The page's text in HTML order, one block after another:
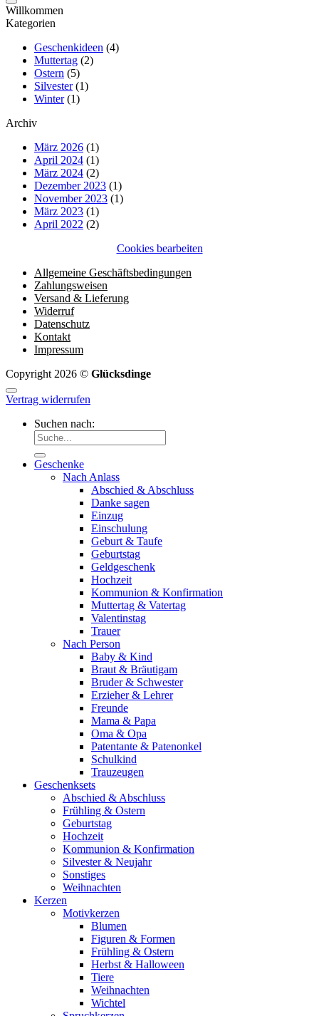
Willkommen
Kategorien
Geschenkideen (4)
Muttertag (2)
Ostern (5)
Silvester(1)
Winter(1)
Archiv
März 2026 (1)
April 2024 (1)
März 2024 (2)
Dezember 2023 (1)
November 2023 (1)
März 2023 (1)
April 2022 (2)
Cookies bearbeiten
Allgemeine Geschäftsbedingungen
Zahlungsweisen
Versand & Lieferung
Widerruf
Datenschutz
Kontakt
Impressum
Copyright 2026 © Glücksdinge
Vertrag widerrufen
Suchen nach:
Geschenke
Nach Anlass
Abschied & Abschluss
Danke sagen
Einzug
Einschulung
Geburt & Taufe
Geburtstag
Geldgeschenk
Hochzeit
Kommunion & Konfirmation
Muttertag & Vatertag
Valentinstag
Trauer
Nach Person
Baby & Kind
Braut & Bräutigam
Bruder & Schwester
Erzieher & Lehrer
Freunde
Mama & Papa
Oma & Opa
Patentante & Patenonkel
Schulkind
Trauzeugen
Geschenksets
Abschied & Abschluss
Frühling & Ostern
Geburtstag
Hochzeit
Kommunion & Konfirmation
Silvester & Neujahr
Sonstiges
Weihnachten
Kerzen
Motivkerzen
Blumen
Figuren & Formen
Frühling & Ostern
Herbst & Halloween
Tiere
Weihnachten
Wichtel